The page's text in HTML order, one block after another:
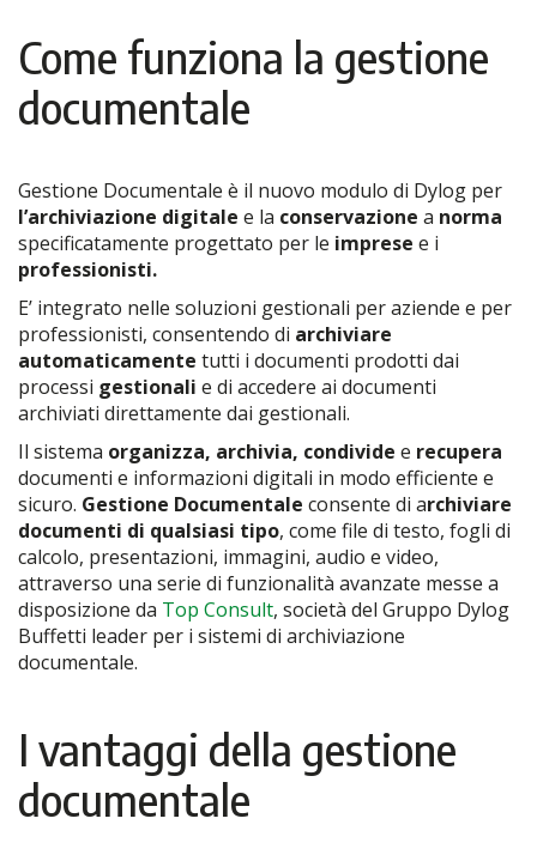
Come funziona la gestione
documentale
Gestione Documentale è il nuovo modulo di Dylog per
l’archiviazione digitale e la conservazione a norma
specificatamente progettato per le imprese e i
professionisti.
E’ integrato nelle soluzioni gestionali per aziende e per
professionisti, consentendo di archiviare
automaticamente tutti i documenti prodotti dai
processi gestionali e di accedere ai documenti
archiviati direttamente dai gestionali.
Il sistema organizza, archivia, condivide e recupera
documenti e informazioni digitali in modo efficiente e
sicuro. Gestione Documentale consente di archiviare
documenti di qualsiasi tipo, come file di testo, fogli di
calcolo, presentazioni, immagini, audio e video,
attraverso una serie di funzionalità avanzate messe a
disposizione da Top Consult, società del Gruppo Dylog
Buffetti leader per i sistemi di archiviazione
documentale.
I vantaggi della gestione
documentale